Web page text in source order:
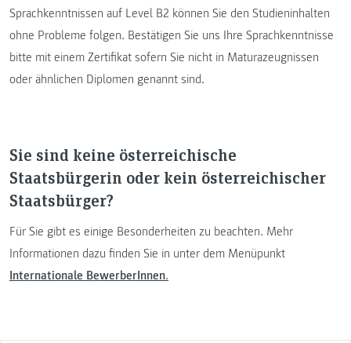
Sprachkenntnissen auf Level B2 können Sie den Studieninhalten
ohne Probleme folgen. Bestätigen Sie uns Ihre Sprachkenntnisse
bitte mit einem Zertifikat sofern Sie nicht in Maturazeugnissen
oder ähnlichen Diplomen genannt sind.
Sie sind keine österreichische
Staatsbürgerin oder kein österreichischer
Staatsbürger?
Für Sie gibt es einige Besonderheiten zu beachten. Mehr
Informationen dazu finden Sie in unter dem Menüpunkt
Internationale BewerberInnen.